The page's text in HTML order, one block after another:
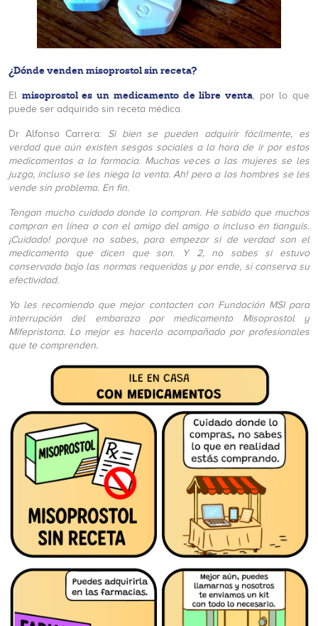
¿Dónde venden misoprostol sin receta?
El misoprostol es un medicamento de libre venta, por lo que
puede ser adquirido sin receta médica.
Dr Alfonso Carrera: Si bien se pueden adquirir fácilmente, es
verdad que aún existen sesgos sociales a la hora de ir por estos
medicamentos a la farmacia. Muchas veces a las mujeres se les
juzga, incluso se les niega la venta. Ah! pero a los hombres se les
vende sin problema. En fin.
Tengan mucho cuidado donde lo compran. He sabido que muchos
compran en línea o con el amigo del amigo o incluso en tianguis.
¡Cuidado! porque no sabes, para empezar si de verdad son el
medicamento que dicen que son. Y 2, no sabes si estuvo
conservado bajo las normas requeridas y por ende, si conserva su
efectividad.
Yo les recomiendo que mejor contacten con Fundación MSI para
interrupción del embarazo por medicamento Misoprostol y
Mifepristona. Lo mejor es hacerlo acompañado por profesionales
que te comprenden.